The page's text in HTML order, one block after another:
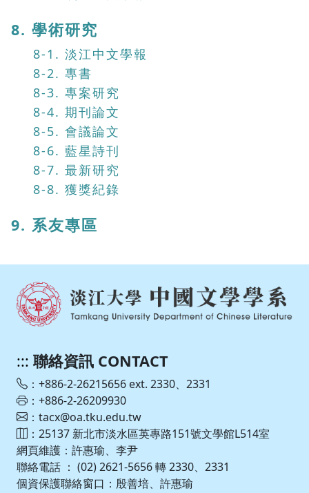
8. 學術研究
8-1. 淡江中文學報
8-2. 專書
8-3. 專案研究
8-4. 期刊論文
8-5. 會議論文
8-6. 藍星詩刊
8-7. 最新研究
8-8. 獲獎紀錄
9. 系友專區
::: 聯絡資訊 CONTACT
：+886-2-26215656 ext. 2330、2331
：+886-2-26209930
：tacx@oa.tku.edu.tw
：25137 新北市淡水區英專路151號文學館L514室
網頁維護：許惠瑜、李尹
聯絡電話 ： (02) 2621-5656 轉 2330、2331
個資保護聯絡窗口：殷善培、許惠瑜